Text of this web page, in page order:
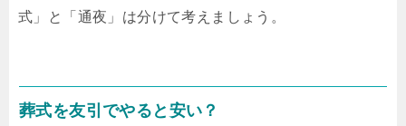
式」と「通夜」は分けて考えましょう。
葬式を友引でやると安い？